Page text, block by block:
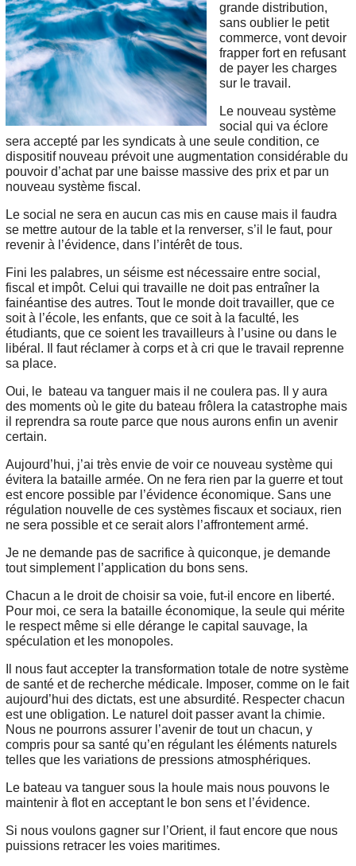
grande distribution,
sans oublier le petit
commerce, vont devoir
frapper fort en refusant
de payer les charges
sur le travail.
Le nouveau système
social qui va éclore
sera accepté par les syndicats à une seule condition, ce
dispositif nouveau prévoit une augmentation considérable du
pouvoir d’achat par une baisse massive des prix et par un
nouveau système fiscal.
Le social ne sera en aucun cas mis en cause mais il faudra
se mettre autour de la table et la renverser, s’il le faut, pour
revenir à l’évidence, dans l’intérêt de tous.
Fini les palabres, un séisme est nécessaire entre social,
fiscal et impôt. Celui qui travaille ne doit pas entraîner la
fainéantise des autres. Tout le monde doit travailler, que ce
soit à l’école, les enfants, que ce soit à la faculté, les
étudiants, que ce soient les travailleurs à l’usine ou dans le
libéral. Il faut réclamer à corps et à cri que le travail reprenne
sa place.
Oui, le bateau va tanguer mais il ne coulera pas. Il y aura
des moments où le gite du bateau frôlera la catastrophe mais
il reprendra sa route parce que nous aurons enfin un avenir
certain.
Aujourd’hui, j’ai très envie de voir ce nouveau système qui
évitera la bataille armée. On ne fera rien par la guerre et tout
est encore possible par l’évidence économique. Sans une
régulation nouvelle de ces systèmes fiscaux et sociaux, rien
ne sera possible et ce serait alors l’affrontement armé.
Je ne demande pas de sacrifice à quiconque, je demande
tout simplement l’application du bons sens.
Chacun a le droit de choisir sa voie, fut-il encore en liberté.
Pour moi, ce sera la bataille économique, la seule qui mérite
le respect même si elle dérange le capital sauvage, la
spéculation et les monopoles.
Il nous faut accepter la transformation totale de notre système
de santé et de recherche médicale. Imposer, comme on le fait
aujourd’hui des dictats, est une absurdité. Respecter chacun
est une obligation. Le naturel doit passer avant la chimie.
Nous ne pourrons assurer l’avenir de tout un chacun, y
compris pour sa santé qu’en régulant les éléments naturels
telles que les variations de pressions atmosphériques.
Le bateau va tanguer sous la houle mais nous pouvons le
maintenir à flot en acceptant le bon sens et l’évidence.
Si nous voulons gagner sur l’Orient, il faut encore que nous
puissions retracer les voies maritimes.